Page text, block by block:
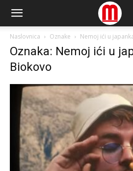
Naslovnica Oznake Nemoj ići u
Oznaka: Nemoj ići u
Biokovo